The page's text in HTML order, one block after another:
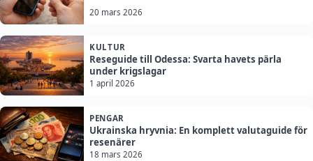
20 mars 2026
KULTUR
Reseguide till Odessa: Svarta havets pärla
under krigslagar
1 april 2026
PENGAR
Ukrainska hryvnia: En komplett valutaguide för
resenärer
18 mars 2026